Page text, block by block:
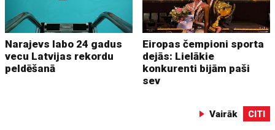
Narajevs labo 24 gadus
vecu Latvijas rekordu
peldēšanā
Eiropas čempioni sporta
dejās: Lielākie
konkurenti bijām paši
sev
Vairāk CITI